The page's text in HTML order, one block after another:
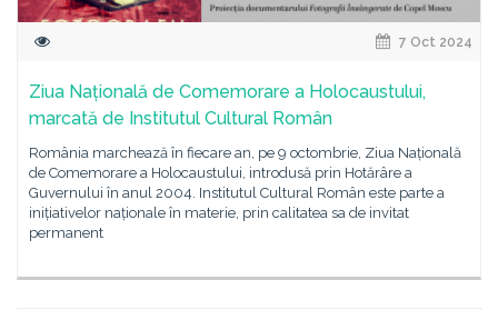
7 Oct 2024
Ziua Națională de Comemorare a Holocaustului,
marcată de Institutul Cultural Român
România marchează în fiecare an, pe 9 octombrie, Ziua Națională
de Comemorare a Holocaustului, introdusă prin Hotărâre a
Guvernului în anul 2004. Institutul Cultural Român este parte a
inițiativelor naționale în materie, prin calitatea sa de invitat
permanent